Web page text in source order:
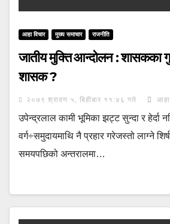
आहा विचार मुख्य समाचार राजनीति
जातीय मुक्ति आन्दोलन : शासकका
शासक ?
२०७९ श्रावण ५, बिहीबार ११:४६ गते
उपेन्द्रलाल कामी भूमिका झट्ट सुन्दा र हेर्दा
वर्ग÷समुदायमाथि नै प्रहार गरेजस्तो लाग्ने
समयपछिको अन्तरालमा…